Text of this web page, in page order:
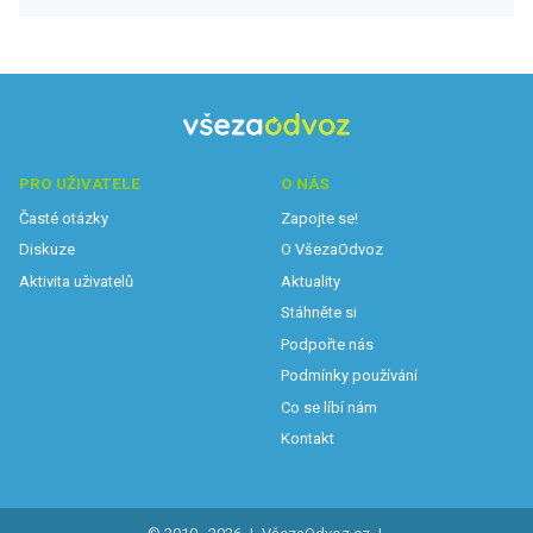
PRO UŽIVATELE
Časté otázky
Diskuze
Aktivita uživatelů
O NÁS
Zapojte se!
O VšezaOdvoz
Aktuality
Stáhněte si
Podpořte nás
Podmínky používání
Co se líbí nám
Kontakt